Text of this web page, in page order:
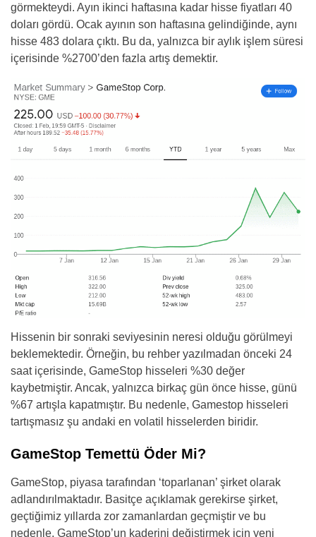
görmekteydi. Ayın ikinci haftasına kadar hisse fiyatları 40
doları gördü. Ocak ayının son haftasına gelindiğinde, aynı
hisse 483 dolara çıktı. Bu da, yalnızca bir aylık işlem süresi
içerisinde %2700’den fazla artış demektir.
Hissenin bir sonraki seviyesinin neresi olduğu görülmeyi
beklemektedir. Örneğin, bu rehber yazılmadan önceki 24
saat içerisinde, GameStop hisseleri %30 değer
kaybetmiştir. Ancak, yalnızca birkaç gün önce hisse, günü
%67 artışla kapatmıştır. Bu nedenle, Gamestop hisseleri
tartışmasız şu andaki en volatil hisselerden biridir.
GameStop Temettü Öder Mi?
GameStop, piyasa tarafından ‘toparlanan’ şirket olarak
adlandırılmaktadır. Basitçe açıklamak gerekirse şirket,
geçtiğimiz yıllarda zor zamanlardan geçmiştir ve bu
nedenle, GameStop’un kaderini değiştirmek için yeni